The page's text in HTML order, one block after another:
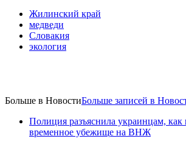
Link
Жилинский край
медведи
Словакия
экология
Больше в НовостиБольше записей в
Полиция разъяснила украинцам, как
временное убежище на ВНЖ